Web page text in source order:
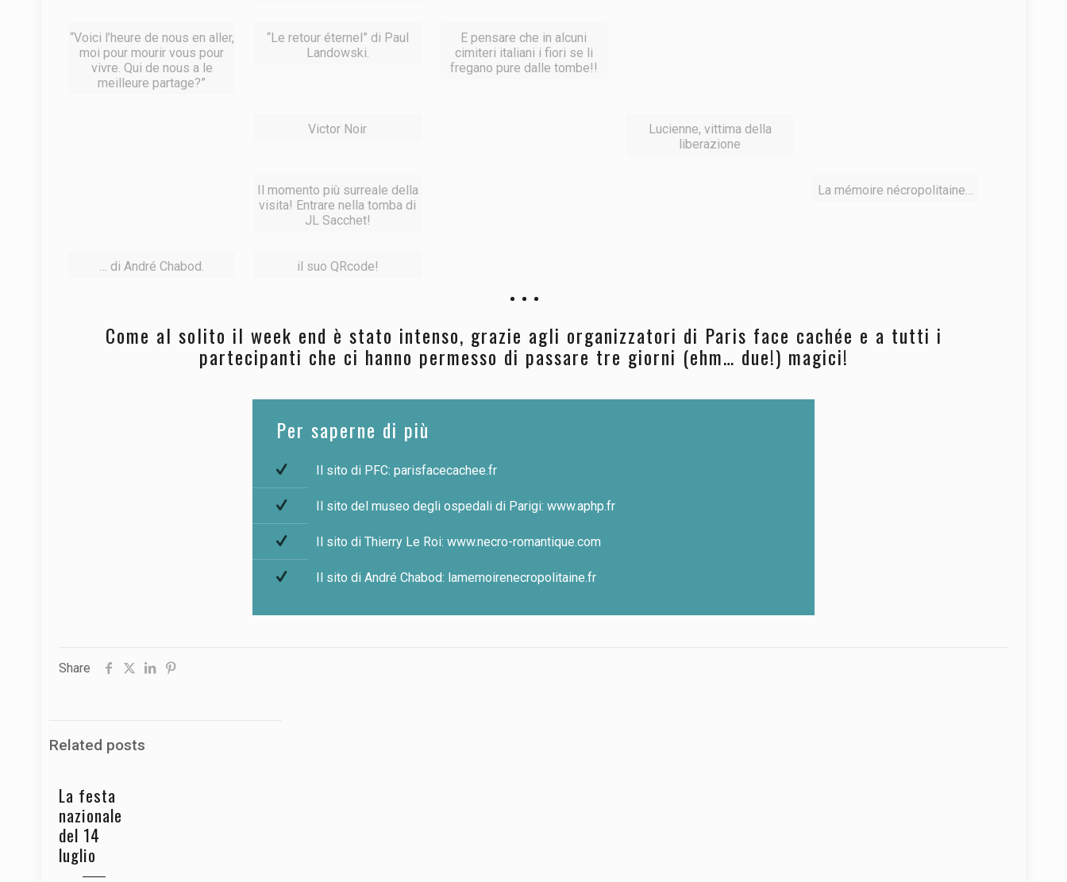
“Voici l’heure de nous en aller,
moi pour mourir vous pour
vivre. Qui de nous a le
meilleure partage?”
“Le retour éternel” di Paul
Landowski.
E pensare che in alcuni
cimiteri italiani i fiori se li
fregano pure dalle tombe!!
Victor Noir
Lucienne, vittima della
liberazione
Il momento più surreale della
visita! Entrare nella tomba di
JL Sacchet!
La mémoire nécropolitaine…
… di André Chabod. il suo QRcode!
Come al solito il week end è stato intenso, grazie agli organizzatori di Paris face cachée e a tutti i
partecipanti che ci hanno permesso di passare tre giorni (ehm… due!) magici!
Per saperne di più
Il sito di PFC: parisfacecachee.fr
Il sito del museo degli ospedali di Parigi: www.aphp.fr
Il sito di Thierry Le Roi: www.necro-romantique.com
Il sito di André Chabod: lamemoirenecropolitaine.fr
Share
Related posts
La festa
nazionale
del 14
luglio